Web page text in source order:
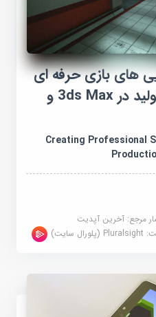
های بازی حرفه ای
استودیویی برای تولید در 3ds Max و
Creating Professional
مرجع:آخرین آپدیت
Pluralsight (پلورال سایت)